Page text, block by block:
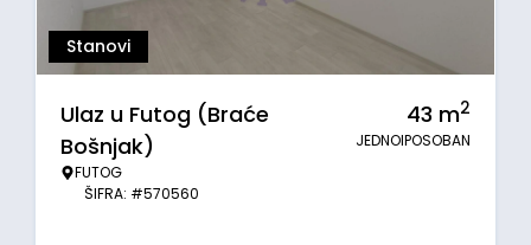
Stanovi
Ulaz u Futog (Braće
Bošnjak)
FUTOG
ŠIFRA: #570560
43 m2
JEDNOIPOSOBAN